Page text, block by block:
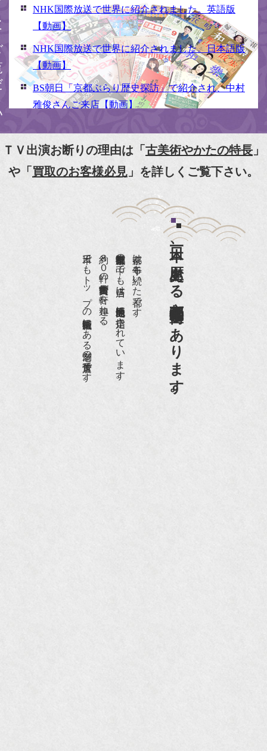
NHK国際放送で世界に紹介されました。英語版
【動画】
NHK国際放送で世界に紹介されました。日本語版
【動画】
BS朝日「京都ぶらり歴史探訪」で紹介され、中村
雅俊さんご来店【動画】
【動画】
『京都新聞』とKBS京都で鴨東まちなか美術館を
『和楽』7月号 樋口可南子さんがお店へ！！
『樋口可南子の古寺散歩』（5月17日発行）
NHK「趣味Do楽」とよた真帆さんご来店！【動
NHK『美の壺』（4月24日放送）
『和楽』10月号
『Hanako 京都案内』
『FIGARO japon』12月号
ＴＶ出演お断りの理由は「古美術やかたの特長 」
や「買取のお客様必見 」を詳しくご覧下さい。
日本一、歴史ある
京都祇園骨董街にあります。
京都は千年も続いた都です。
京都祇園骨董街の中でも当店は、歴史的保全地区に指定されています。
約８０軒の古美術骨董商が軒を連ねる、
日本でもトップの祇園骨董街にある老舗の骨董店です。